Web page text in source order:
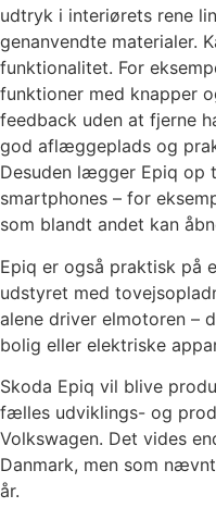
udtryk i interiørets rene
genanvendte materialer.
funktionalitet. For
funktioner med knapper
feedback uden at fjerne
god aflæggeplads og
Desuden lægger Epiq
smartphones – for
som blandt andet kan
Epiq er også praktisk på
udstyret med
alene driver elmotoren –
bolig eller elektriske
Skoda Epiq vil blive
fælles udviklings- og
Volkswagen. Det vides
Danmark, men som
år.